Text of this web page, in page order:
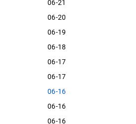
06-21
06-20
06-19
06-18
06-17
06-17
06-16
06-16
06-16